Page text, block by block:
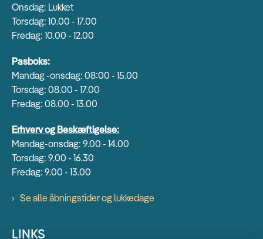
Onsdag: Lukket
Torsdag: 10.00 - 17.00
Fredag: 10.00 - 12.00
Pasboks:
Mandag -onsdag: 08:00 - 15.00
Torsdag: 08.00 - 17.00
Fredag: 08.00 - 13.00
Erhverv og Beskæftigelse:
Mandag-onsdag: 9.00 - 14.00
Torsdag: 9.00 - 16.30
Fredag: 9.00 - 13.00
Se alle åbningstider og lukkedage
LINKS